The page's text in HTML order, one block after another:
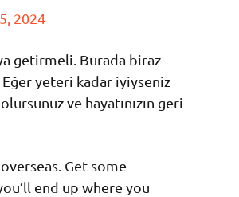
2024
getirmeli. Burada biraz
yeteri kadar iyiyseniz
ve hayatınızın geri
Get some
end up where you